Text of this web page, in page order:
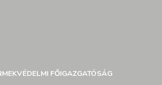
FŐIGAZGATÓSÁG